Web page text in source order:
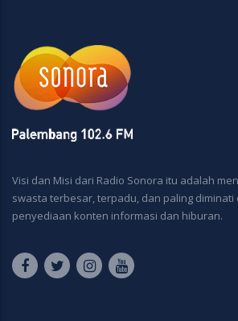
Visi dan Misi dari Radio Sonora itu adalah
swasta terbesar, terpadu, dan paling diminati
penyediaan konten informasi dan hiburan.